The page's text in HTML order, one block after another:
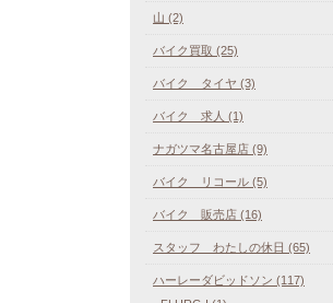
山 (2)
バイク買取 (25)
バイク タイヤ (3)
バイク 求人 (1)
ナガツマ名古屋店 (9)
バイク リコール (5)
バイク 販売店 (16)
スタッフ わたしの休日 (65)
ハーレーダビッドソン (117)